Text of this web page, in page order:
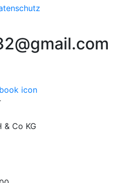
& Co KG